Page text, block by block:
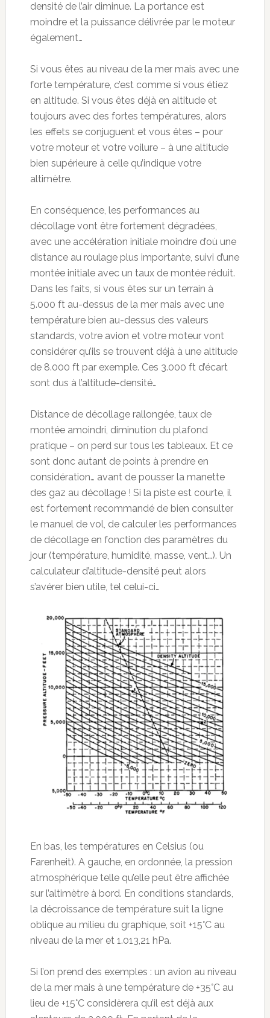
densité de l’air diminue. La portance est
moindre et la puissance délivrée par le moteur
également…
Si vous êtes au niveau de la mer mais avec une
forte température, c’est comme si vous étiez
en altitude. Si vous êtes déjà en altitude et
toujours avec des fortes températures, alors
les effets se conjuguent et vous êtes – pour
votre moteur et votre voilure – à une altitude
bien supérieure à celle qu’indique votre
altimètre.
En conséquence, les performances au
décollage vont être fortement dégradées,
avec une accélération initiale moindre d’où une
distance au roulage plus importante, suivi d’une
montée initiale avec un taux de montée réduit.
Dans les faits, si vous êtes sur un terrain à
5.000 ft au-dessus de la mer mais avec une
température bien au-dessus des valeurs
standards, votre avion et votre moteur vont
considérer qu’ils se trouvent déjà à une altitude
de 8.000 ft par exemple. Ces 3.000 ft d’écart
sont dus à l’altitude-densité…
Distance de décollage rallongée, taux de
montée amoindri, diminution du plafond
pratique – on perd sur tous les tableaux. Et ce
sont donc autant de points à prendre en
considération… avant de pousser la manette
des gaz au décollage ! Si la piste est courte, il
est fortement recommandé de bien consulter
le manuel de vol, de calculer les performances
de décollage en fonction des paramètres du
jour (température, humidité, masse, vent…). Un
calculateur d’altitude-densité peut alors
s’avérer bien utile, tel celui-ci…
En bas, les températures en Celsius (ou
Farenheit). A gauche, en ordonnée, la pression
atmosphérique telle qu’elle peut être affichée
sur l’altimètre à bord. En conditions standards,
la décroissance de température suit la ligne
oblique au milieu du graphique, soit +15°C au
niveau de la mer et 1.013,21 hPa.
Si l’on prend des exemples : un avion au niveau
de la mer mais à une température de +35°C au
lieu de +15°C considèrera qu’il est déjà aux